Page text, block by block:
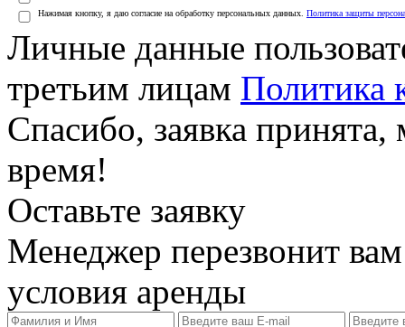
Нажимая кнопку, я даю согласие на обработку персональных данных. Политика защиты
Личные данные
третьим лицам Политика
Спасибо, заявка
время!
Оставьте заявку
Менеджер перезвонит
условия аренды